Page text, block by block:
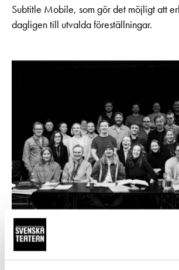
Subtitle Mobile, som gör det möjligt att
dagligen till utvalda föreställningar.
NYHETER